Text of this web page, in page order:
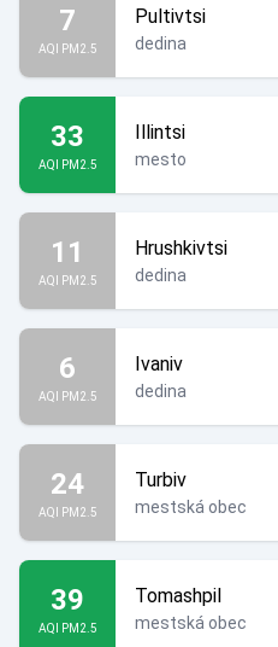
7
AQI PM2.5
Pultivtsi
dedina
33
AQI PM2.5
Illintsi
mesto
11
AQI PM2.5
Hrushkivtsi
dedina
6
AQI PM2.5
Ivaniv
dedina
24
AQI PM2.5
Turbiv
mestská obec
39
AQI PM2.5
Tomashpil
mestská obec